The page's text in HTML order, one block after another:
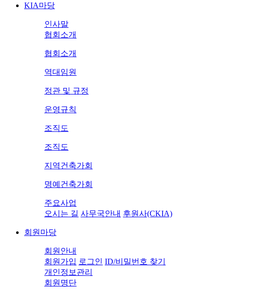
KIA마당
인사말
협회소개
협회소개
역대임원
정관 및 규정
운영규칙
조직도
조직도
지역건축가회
명예건축가회
주요사업
오시는 길 사무국안내 후원사(CKIA)
회원마당
회원안내
회원가입 로그인 ID/비밀번호 찾기
개인정보관리
회원명단